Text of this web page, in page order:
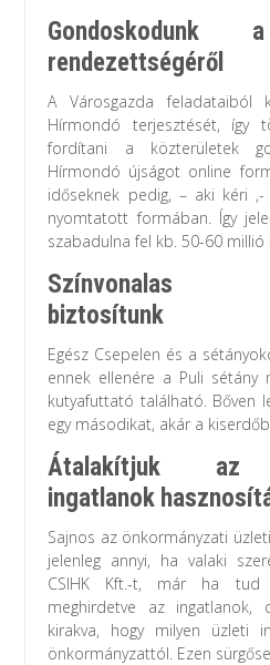
Gondoskodunk
rendezettségéről
A Városgazda
Hírmondó terjesztését, így
fordítani a közterületek
Hírmondó újságot online
időseknek pedig, – aki kéri
nyomtatott formában. Így
szabadulna fel kb. 50-60 millió
Színvonalas
biztosítunk
Egész Csepelen és a
ennek ellenére a Puli sétány
kutyafuttató található. Bőven
egy másodikat, akár a
Átalakítjuk az
ingatlanok
Sajnos az önkormányzati
jelenleg annyi, ha valaki
CSIHK Kft.-t, már ha tud
meghirdetve az
kirakva, hogy milyen üzleti
önkormányzattól. Ezen